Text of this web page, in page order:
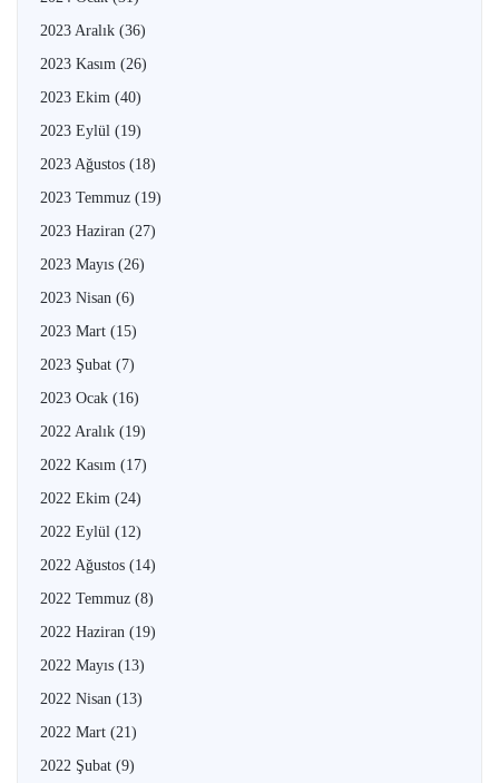
2023 Aralık (36)
2023 Kasım (26)
2023 Ekim (40)
2023 Eylül (19)
2023 Ağustos (18)
2023 Temmuz (19)
2023 Haziran (27)
2023 Mayıs (26)
2023 Nisan (6)
2023 Mart (15)
2023 Şubat (7)
2023 Ocak (16)
2022 Aralık (19)
2022 Kasım (17)
2022 Ekim (24)
2022 Eylül (12)
2022 Ağustos (14)
2022 Temmuz (8)
2022 Haziran (19)
2022 Mayıs (13)
2022 Nisan (13)
2022 Mart (21)
2022 Şubat (9)